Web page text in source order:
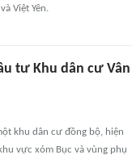
Việt Yên.
tư Khu dân cư Vân
khu dân cư đồng bộ, hiện
vực xóm Bục và vùng phụ